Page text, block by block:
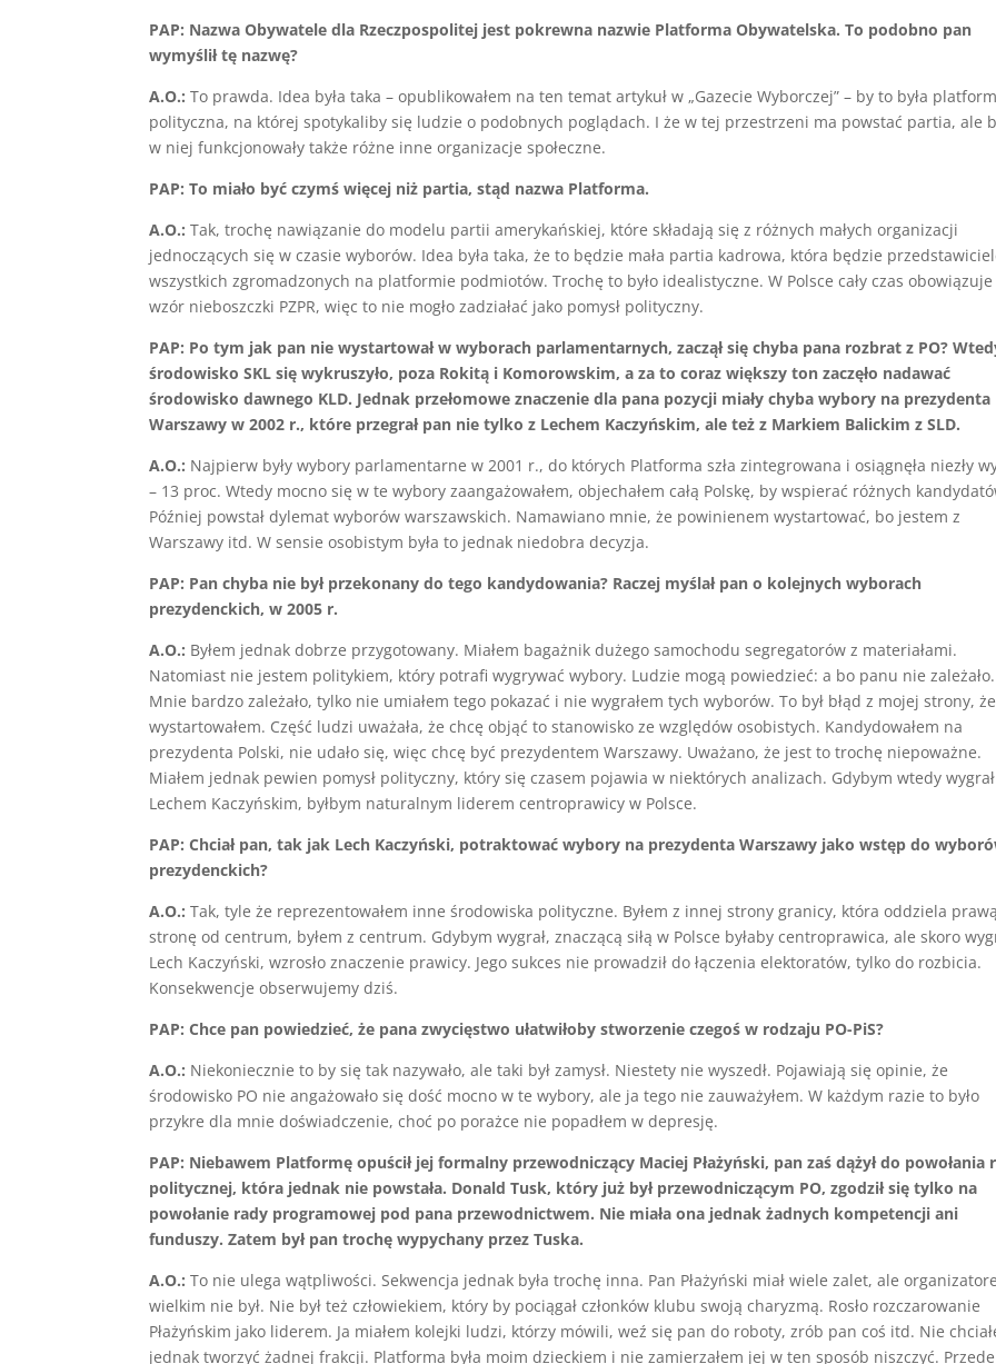
PAP: Nazwa Obywatele dla Rzeczpospolitej jest pokrewna nazwie Platforma Obywatelska. To podobno pan
wymyślił tę nazwę?
A.O.:To prawda. Idea była taka – opublikowałem na ten temat artykuł w „Gazecie Wyborczej” – by to była
polityczna, na której spotykaliby się ludzie o podobnych poglądach. I że w tej przestrzeni ma powstać partia, ale
w niej funkcjonowały także różne inne organizacje społeczne.
PAP: To miało być czymś więcej niż partia, stąd nazwa Platforma.
A.O.: Tak, trochę nawiązanie do modelu partii amerykańskiej, które składają się z różnych małych organizacji
jednoczących się w czasie wyborów. Idea była taka, że to będzie mała partia kadrowa, która będzie
wszystkich zgromadzonych na platformie podmiotów. Trochę to było idealistyczne. W Polsce cały czas obowiązuje
wzór nieboszczki PZPR, więc to nie mogło zadziałać jako pomysł polityczny.
PAP: Po tym jak pan nie wystartował w wyborach parlamentarnych, zaczął się chyba pana rozbrat z PO?
środowisko SKL się wykruszyło, poza Rokitą i Komorowskim, a za to coraz większy ton zaczęło nadawać
środowisko dawnego KLD. Jednak przełomowe znaczenie dla pana pozycji miały chyba wybory na prezydenta
Warszawy w 2002 r., które przegrał pan nie tylko z Lechem Kaczyńskim, ale też z Markiem Balickim z SLD.
A.O.: Najpierw były wybory parlamentarne w 2001 r., do których Platforma szła zintegrowana i osiągnęła niezły
– 13 proc. Wtedy mocno się w te wybory zaangażowałem, objechałem całą Polskę, by wspierać różnych
Później powstał dylemat wyborów warszawskich. Namawiano mnie, że powinienem wystartować, bo jestem z
Warszawy itd. W sensie osobistym była to jednak niedobra decyzja.
PAP: Pan chyba nie był przekonany do tego kandydowania? Raczej myślał pan o kolejnych wyborach
prezydenckich, w 2005 r.
A.O.: Byłem jednak dobrze przygotowany. Miałem bagażnik dużego samochodu segregatorów z materiałami.
Natomiast nie jestem politykiem, który potrafi wygrywać wybory. Ludzie mogą powiedzieć: a bo panu nie zależało.
Mnie bardzo zależało, tylko nie umiałem tego pokazać i nie wygrałem tych wyborów. To był błąd z mojej strony, że
wystartowałem. Część ludzi uważała, że chcę objąć to stanowisko ze względów osobistych. Kandydowałem na
prezydenta Polski, nie udało się, więc chcę być prezydentem Warszawy. Uważano, że jest to trochę niepoważne.
Miałem jednak pewien pomysł polityczny, który się czasem pojawia w niektórych analizach. Gdybym wtedy
Lechem Kaczyńskim, byłbym naturalnym liderem centroprawicy w Polsce.
PAP: Chciał pan, tak jak Lech Kaczyński, potraktować wybory na prezydenta Warszawy jako wstęp do
prezydenckich?
A.O.: Tak, tyle że reprezentowałem inne środowiska polityczne. Byłem z innej strony granicy, która oddziela prawą
stronę od centrum, byłem z centrum. Gdybym wygrał, znaczącą siłą w Polsce byłaby centroprawica, ale skoro
Lech Kaczyński, wzrosło znaczenie prawicy. Jego sukces nie prowadził do łączenia elektoratów, tylko do rozbicia.
Konsekwencje obserwujemy dziś.
PAP: Chce pan powiedzieć, że pana zwycięstwo ułatwiłoby stworzenie czegoś w rodzaju PO-PiS?
A.O.: Niekoniecznie to by się tak nazywało, ale taki był zamysł. Niestety nie wyszedł. Pojawiają się opinie, że
środowisko PO nie angażowało się dość mocno w te wybory, ale ja tego nie zauważyłem. W każdym razie to było
przykre dla mnie doświadczenie, choć po porażce nie popadłem w depresję.
PAP: Niebawem Platformę opuścił jej formalny przewodniczący Maciej Płażyński, pan zaś dążył do powołania
politycznej, która jednak nie powstała. Donald Tusk, który już był przewodniczącym PO, zgodził się tylko na
powołanie rady programowej pod pana przewodnictwem. Nie miała ona jednak żadnych kompetencji ani
funduszy. Zatem był pan trochę wypychany przez Tuska.
A.O.: To nie ulega wątpliwości. Sekwencja jednak była trochę inna. Pan Płażyński miał wiele zalet, ale
wielkim nie był. Nie był też człowiekiem, który by pociągał członków klubu swoją charyzmą. Rosło rozczarowanie
Płażyńskim jako liderem. Ja miałem kolejki ludzi, którzy mówili, weź się pan do roboty, zrób pan coś itd. Nie
jednak tworzyć żadnej frakcji. Platforma była moim dzieckiem i nie zamierzałem jej w ten sposób niszczyć. Przede